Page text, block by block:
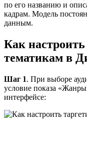
по его названию и
кадрам. Модель
данным.
Как
тематикам в
Шаг 1. При выборе
условие показа
интерфейсе: